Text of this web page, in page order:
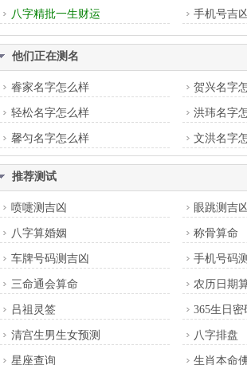
八字精批一生财运 手机号吉
他们正在测名
睿家名字怎么样 贺兴名字
轻松名字怎么样 洪玮名字
馨匀名字怎么样 文洪名字
推荐测试
喷嚏测吉凶 眼跳测吉凶
八字算婚姻 称骨算命
车牌号码测吉凶 手机号码
三命通会算命 农历日期
吕祖灵签 365生日密
清宫生男生女预测 八字排盘
星座查询 生肖本命